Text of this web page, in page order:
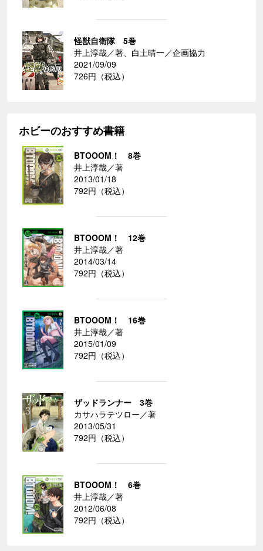
怪獣自衛隊 5巻
井上淳哉／著、白土晴一／企画協力
2021/09/09
726円（税込）
ホビーのおすすめ書籍
BTOOOM！ 8巻
井上淳哉／著
2013/01/18
792円（税込）
BTOOOM！ 12巻
井上淳哉／著
2014/03/14
792円（税込）
BTOOOM！ 16巻
井上淳哉／著
2015/01/09
792円（税込）
ザッドランナー 3巻
カサハラテツロー／著
2013/05/31
792円（税込）
BTOOOM！ 6巻
井上淳哉／著
2012/06/08
792円（税込）